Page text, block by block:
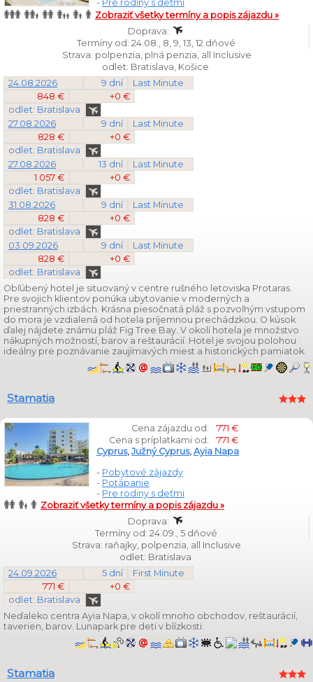
- Pre rodiny s deťmi
Zobraziť všetky termíny a popis zájazdu »
Doprava:
Termíny od: 24.08., 8, 9, 13, 12 dňové
Strava: polpenzia, plná penzia, all Inclusive
odlet: Bratislava, Košice
24.08.2026
9 dní
Last Minute
848 €
+0 €
odlet: Bratislava
27.08.2026
9 dní
Last Minute
828 €
+0 €
odlet: Bratislava
27.08.2026
13 dní
Last Minute
1 057 €
+0 €
odlet: Bratislava
31.08.2026
9 dní
Last Minute
828 €
+0 €
odlet: Bratislava
03.09.2026
9 dní
Last Minute
828 €
+0 €
odlet: Bratislava
Obľúbený hotel je situovaný v centre rušného letoviska Protaras.
Pre svojich klientov ponúka ubytovanie v moderných a
priestranných izbách. Krásna piesočnatá pláž s pozvoľným vstupom
do mora je vzdialená od hotela príjemnou prechádzkou. O kúsok
ďalej nájdete známu pláž Fig Tree Bay. V okolí hotela je množstvo
nákupných možností, barov a reštaurácií. Hotel je svojou polohou
ideálny pre poznávanie zaujímavých miest a historických pamiatok.
Stamatia
Cena zájazdu od:
771 €
Cena s príplatkami od:
771 €
Cyprus, Južný Cyprus, Ayia Napa
- Pobytové zájazdy
- Potápanie
- Pre rodiny s deťmi
Zobraziť všetky termíny a popis zájazdu »
Doprava:
Termíny od: 24.09., 5 dňové
Strava: raňajky, polpenzia, all Inclusive
odlet: Bratislava
24.09.2026
5 dní
First Minute
771 €
+0 €
odlet: Bratislava
Neďaleko centra Ayia Napa, v okolí mnoho obchodov, reštaurácií,
taverien, barov. Lunapark pre deti v blízkosti.
Stamatia